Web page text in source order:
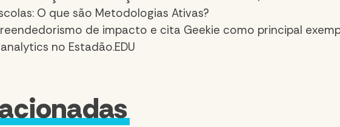
O que são Metodologias Ativas?
de impacto e cita Geekie como principal
no Estadão.EDU